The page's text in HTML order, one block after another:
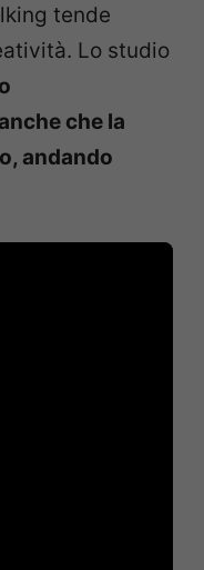
tende
Lo studio
che la
andando